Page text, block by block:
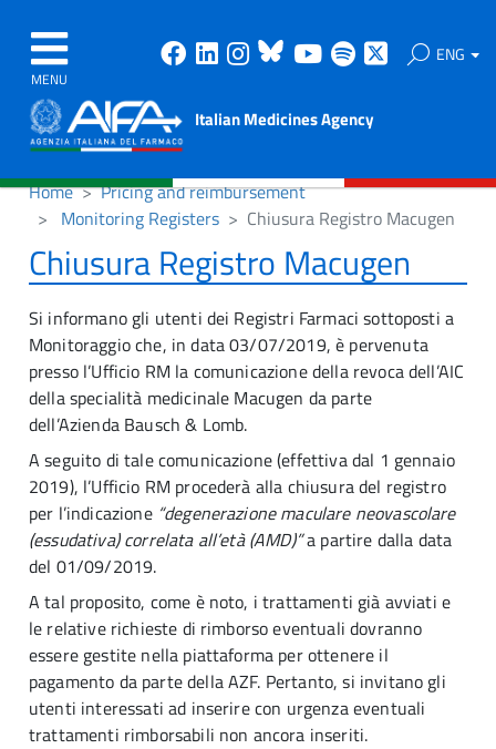
MENU
Facebook
Linkedin
Instagram
Bluesky
Youtube
Spotify ENG
Italian Medicines Agency
Home
Pricing and reimbursement
Monitoring Registers
Chiusura Registro Macugen
Chiusura Registro Macugen
Si informano gli utenti dei Registri Farmaci sottoposti a
Monitoraggio che, in data 03/07/2019, è pervenuta
presso l’Ufficio RM la comunicazione della revoca dell’AIC
della specialità medicinale Macugen da parte
dell’Azienda Bausch & Lomb.
A seguito di tale comunicazione (effettiva dal 1 gennaio
2019), l’Ufficio RM procederà alla chiusura del registro
per l’indicazione “degenerazione maculare neovascolare
(essudativa) correlata all’età (AMD)”a partire dalla data
del 01/09/2019.
A tal proposito, come è noto, i trattamenti già avviati e
le relative richieste di rimborso eventuali dovranno
essere gestite nella piattaforma per ottenere il
pagamento da parte della AZF. Pertanto, si invitano gli
utenti interessati ad inserire con urgenza eventuali
trattamenti rimborsabili non ancora inseriti.